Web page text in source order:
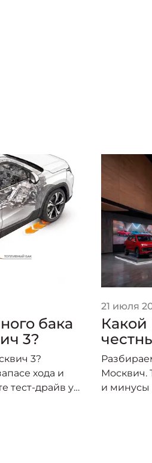
бака
3?
3?
хода и
тест-драйв у
21 июля
Какой
Москвич.
и минусы